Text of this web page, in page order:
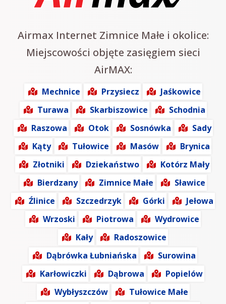
Airmax Internet Zimnice Małe i okolice:
Miejscowości objęte zasięgiem sieci
AirMAX:
Mechnice Przysiecz
Jaśkowice
Turawa
Skarbiszowice
Schodnia
Raszowa
Otok Sosnówka
Sady
Kąty
Tułowice Masów
Brynica
Złotniki
Dziekaństwo
Kotórz Mały
Bierdzany
Zimnice Małe
Sławice
Źlinice
Szczedrzyk Górki
Jełowa
Wrzoski
Piotrowa
Wydrowice
Kały
Radoszowice
Dąbrówka Łubniańska
Surowina
Karłowiczki
Dąbrowa
Popielów
Wybłyszczów
Tułowice Małe